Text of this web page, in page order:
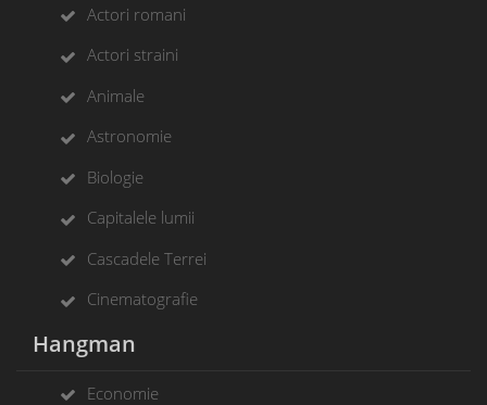
Actori romani
Actori straini
Animale
Astronomie
Biologie
Capitalele lumii
Cascadele Terrei
Cinematografie
Hangman
Economie